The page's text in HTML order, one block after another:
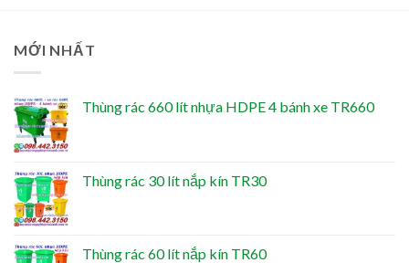
MỚI NHẤT
Thùng rác 660 lít nhựa HDPE 4 bánh xe TR660
Thùng rác 30 lít nắp kín TR30
Thùng rác 60 lít nắp kín TR60